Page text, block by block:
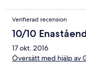
could be opened on
climb from the
placed opposite and
sleep at night before
from the bars/clubs in
have been quieter. The
Verifierad recension
10/10
17 okt. 2016
Översätt med hjälp av